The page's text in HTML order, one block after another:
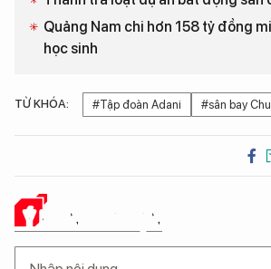
Quảng Nam chi hơn 158 tỷ đồng
học sinh
TỪ KHÓA: #Tập đoàn Adani #sân bay
Ý KIẾN CỦA BẠN